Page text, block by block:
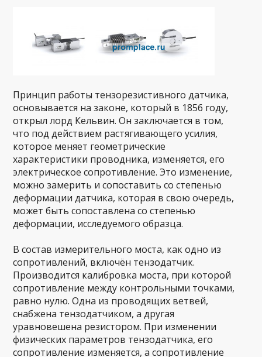
Принцип работы тензорезистивного датчика,
основывается на законе, который в 1856 году,
открыл лорд Кельвин. Он заключается в том,
что под действием растягивающего усилия,
которое меняет геометрические
характеристики проводника, изменяется, его
электрическое сопротивление. Это изменение,
можно замерить и сопоставить со степенью
деформации датчика, которая в свою очередь,
может быть сопоставлена со степенью
деформации, исследуемого образца.
В состав измерительного моста, как одно из
сопротивлений, включён тензодатчик.
Производится калибровка моста, при которой
сопротивление между контрольными точками,
равно нулю. Одна из проводящих ветвей,
снабжена тензодатчиком, а другая
уравновешена резистором. При изменении
физических параметров тензодатчика, его
сопротивление изменяется, а сопротивление